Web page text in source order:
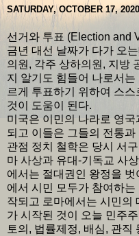
SATURDAY, OCTOBER 17, 2020
선거와 투표 (Election and
금년 대선 날짜가 다가 오
의원, 각주 상하의원, 지방
지 알기도 힘들어 나로서
르게 투표하기 위하여 스
것이 도움이 된다.
미국은 이민의 나라로 영
되고 이들은 그들의 전통
관점 정치 철학은 당시 서
마 사상과 유대-기독교 사
에서는 절대권인 왕정을
에서 시민 모두가 참여하는
작되고 로마에서는 시민의
가 시작된 것이 오늘 민주
토의, 법률제정, 배심, 관직